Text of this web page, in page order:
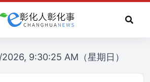
9:30:25 AM（星期日）